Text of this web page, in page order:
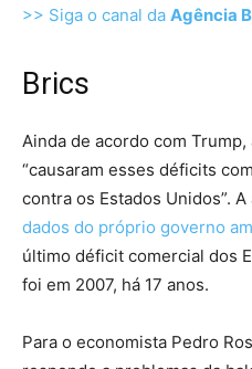
>> Siga o canal da Agência
Brics
Ainda de acordo com
“causaram esses déficits
contra os Estados Unidos”.
dados do próprio governo
último déficit comercial dos
foi em 2007, há 17 anos.
Para o economista Pedro